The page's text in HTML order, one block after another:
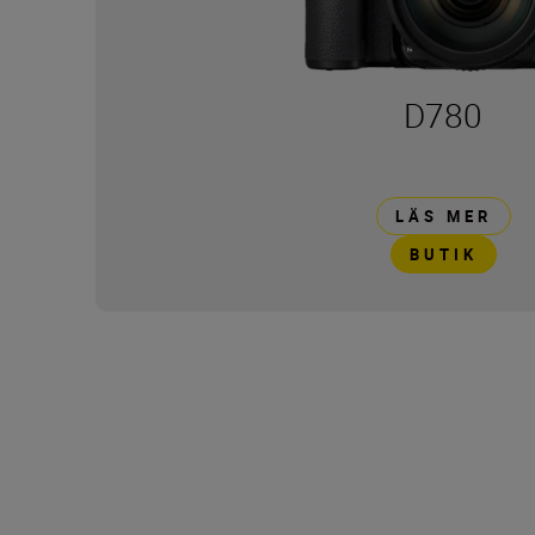
D780
LÄS MER
BUTIK